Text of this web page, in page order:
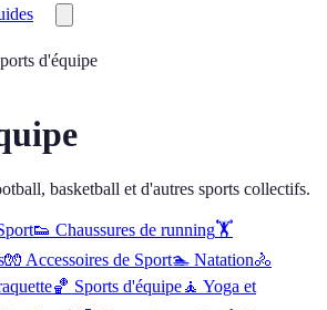
d'équipe
basketball et d'autres sports collectifs.
👟 Chaussures de running🏋️
🧤 Accessoires de Sport🏊 Natation🚴
🏀 Sports d'équipe🧘 Yoga et